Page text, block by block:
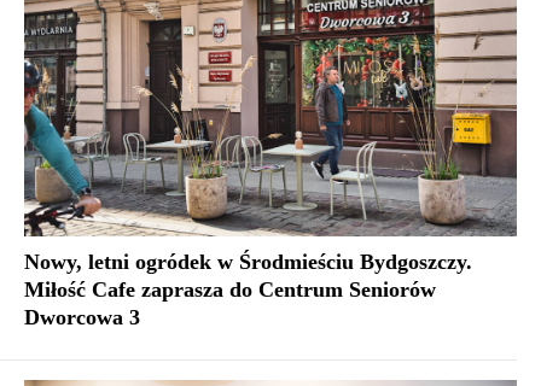
Nowy, letni ogródek w Środmieściu Bydgoszczy.
Miłość Cafe zaprasza do Centrum Seniorów
Dworcowa 3